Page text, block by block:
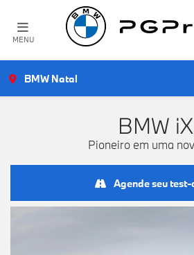
MENU
BMW Natal
BMW iX
Pioneiro em uma
Agende seu